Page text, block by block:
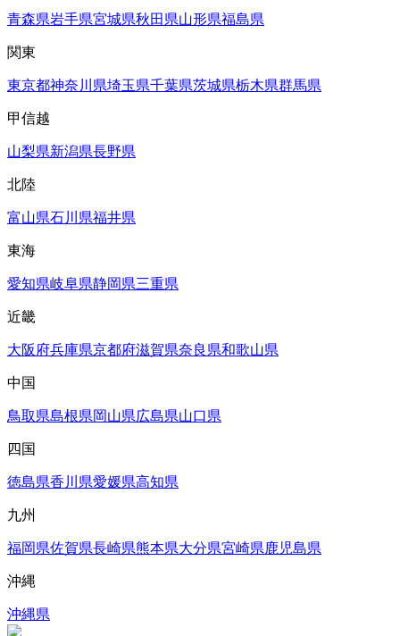
青森県岩手県宮城県秋田県山形県福島県
関東
東京都神奈川県埼玉県千葉県茨城県栃木県群馬県
甲信越
山梨県新潟県長野県
北陸
富山県石川県福井県
東海
愛知県岐阜県静岡県三重県
近畿
大阪府兵庫県京都府滋賀県奈良県和歌山県
中国
鳥取県島根県岡山県広島県山口県
四国
徳島県香川県愛媛県高知県
九州
福岡県佐賀県長崎県熊本県大分県宮崎県鹿児島県
沖縄
沖縄県